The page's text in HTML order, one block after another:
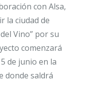
con Alsa,
la ciudad de
Vino” por su
comenzará
de junio en la
donde saldrá